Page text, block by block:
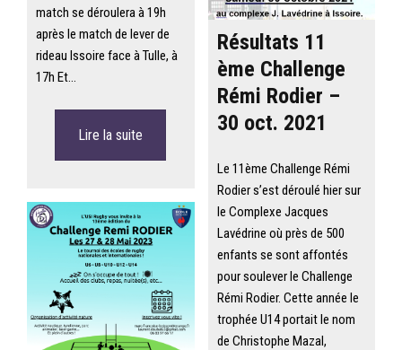
match se déroulera à 19h
après le match de lever de
rideau Issoire face à Tulle, à
17h Et…
Lire la suite
Résultats 11
ème Challenge
Rémi Rodier –
30 oct. 2021
Le 11ème Challenge Rémi
Rodier s’est déroulé hier sur
le Complexe Jacques
Lavédrine où près de 500
enfants se sont affontés
pour soulever le Challenge
Rémi Rodier. Cette année le
trophée U14 portait le nom
de Christophe Mazal,